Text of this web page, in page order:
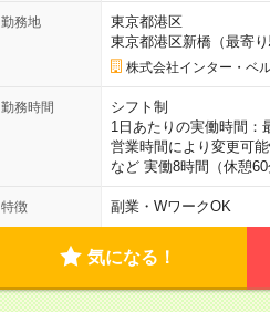
勤務地
東京都港区
東京都港区新橋（最寄り
株式会社インター・ベ
勤務時間
シフト制
1日あたりの実働時間
営業時間により変更可
など 実働8時間（休憩60
特徴 副業・WワークOK
気になる！